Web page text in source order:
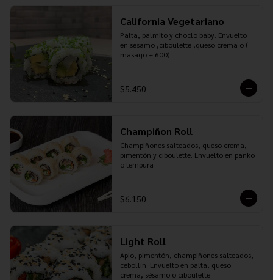
California Vegetariano
Palta, palmito y choclo baby. Envuelto
en sésamo ,ciboulette ,queso crema o (
masago + 600)
$5.450
Champiñon Roll
Champiñones salteados, queso crema,
pimentón y ciboulette. Envuelto en panko
o tempura
$6.150
Light Roll
Apio, pimentón, champiñones salteados,
cebollín. Envuelto en palta, queso
crema, sésamo o ciboulette